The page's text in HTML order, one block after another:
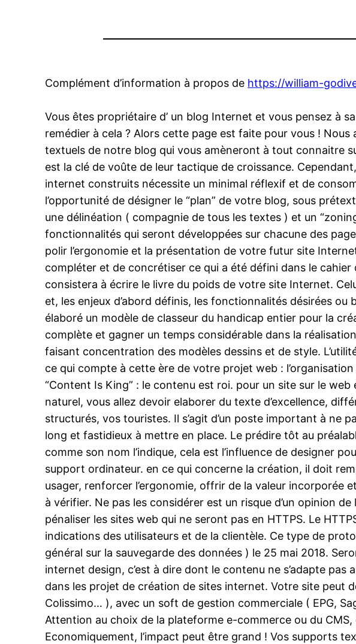
Complément d’information à propos de https://william-
Vous êtes propriétaire d’ un blog Internet et vous pensez à
remédier à cela ? Alors cette page est faite pour vous !
textuels de notre blog qui vous amèneront à tout connaitre
est la clé de voûte de leur tactique de croissance.
internet construits nécessite un minimal réflexif et de
l’opportunité de désigner le “plan” de votre blog, sous
une délinéation ( compagnie de tous les textes ) et un
fonctionnalités qui seront développées sur chacune des
polir l’ergonomie et la présentation de votre futur site
compléter et de concrétiser ce qui a été défini dans le
consistera à écrire le livre du poids de votre site Internet.
et, les enjeux d’abord définis, les fonctionnalités désirées
élaboré un modèle de classeur du handicap entier pour la
complète et gagner un temps considérable dans la
faisant concentration des modèles dessins et de style.
ce qui compte à cette ère de votre projet web :
“Content Is King” : le contenu est roi. pour un site sur le
naturel, vous allez devoir elaborer du texte d’excellence,
structurés, vos touristes. Il s’agit d’un poste important à
long et fastidieux à mettre en place. Le prédire tôt au
comme son nom l’indique, cela est l’influence de designer
support ordinateur. en ce qui concerne la création, il doit
usager, renforcer l’ergonomie, offrir de la valeur incorporée
à vérifier. Ne pas les considérer est un risque d’un opinion
pénaliser les sites web qui ne seront pas en HTTPS. Le
indications des utilisateurs et de la clientèle. Ce type de
général sur la sauvegarde des données ) le 25 mai 2018.
internet design, c’est à dire dont le contenu ne s’adapte
dans les projet de création de sites internet. Votre site peut
Colissimo… ), avec un soft de gestion commerciale ( EPG,
Attention au choix de la plateforme e-commerce ou du
Economiquement, l’impact peut être grand ! Vos supports